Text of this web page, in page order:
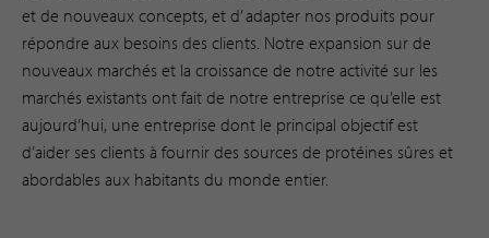
et de nouveaux concepts, et d’ adapter nos produits pour
répondre aux besoins des clients. Notre expansion sur de
nouveaux marchés et la croissance de notre activité sur les
marchés existants ont fait de notre entreprise ce qu’elle est
aujourd’hui, une entreprise dont le principal objectif est
d’aider ses clients à fournir des sources de protéines sûres et
abordables aux habitants du monde entier.